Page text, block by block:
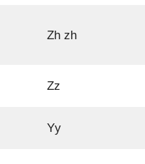
Zh zh
Zz
Yy